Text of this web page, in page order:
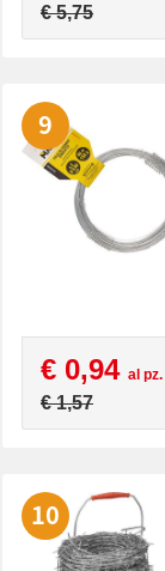
€ 5,75
9
€ 0,94 al pz.
€ 1,57
10